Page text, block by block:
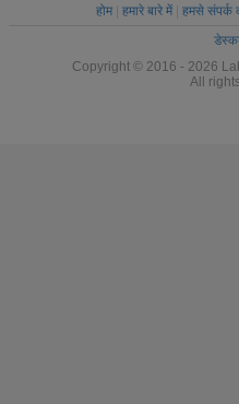
होम हमारे बारे में हमसे संपर्क
Copyright © 2016 - 2026
All